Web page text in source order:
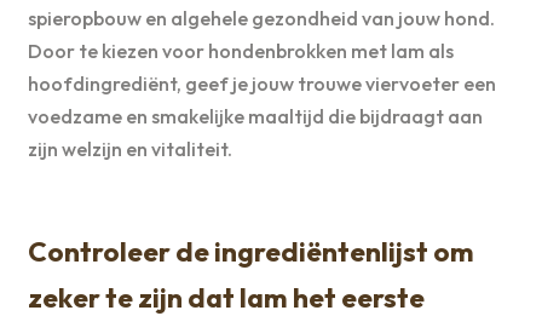
spieropbouw en algehele gezondheid van jouw hond.
Door te kiezen voor hondenbrokken met lam als
hoofdingrediënt, geef je jouw trouwe viervoeter een
voedzame en smakelijke maaltijd die bijdraagt aan
zijn welzijn en vitaliteit.
Controleer de ingrediëntenlijst om
zeker te zijn dat lam het eerste